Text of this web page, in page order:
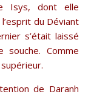
Isys, dont elle
du Déviant
s’était laissé
Comme
de Daranh